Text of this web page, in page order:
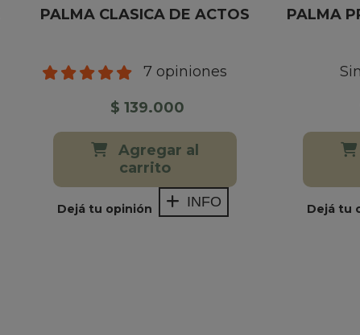
PALMA CLASICA DE ACTOS
7 opiniones
$ 139.000
Agregar al
carrito
Dejá tu opinión INFO
PALMA
Dejá tu